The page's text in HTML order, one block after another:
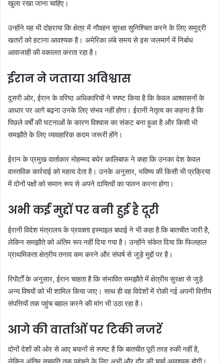
खुला रखा जाना चाहिए।
उन्होंने यह भी दोहराया कि क्षेत्र में नौवहन सुरक्षा सुनिश्चित करने के लिए समुद्री
खतरों को हटाना आवश्यक है। अमेरिका लंबे समय से इस जलमार्ग में निर्बाध
आवाजाही की वकालत करता रहा है।
ईरान ने जताया अविश्वास
दूसरी ओर, ईरान के वरिष्ठ अधिकारियों ने स्पष्ट किया है कि केवल आश्वासनों के
आधार पर आगे बढ़ना उनके लिए संभव नहीं होगा। ईरानी नेतृत्व का कहना है कि
पिछले वर्षों की घटनाओं के कारण विश्वास का संकट बना हुआ है और किसी भी
समझौते के लिए व्यावहारिक कदम जरूरी होंगे।
ईरान के प्रमुख वार्ताकार मोहम्मद बघेर कालिबाफ ने कहा कि उनका देश केवल
वास्तविक कार्रवाई को महत्व देता है। उनके अनुसार, भविष्य की किसी भी प्रक्रिया
में दोनों पक्षों को समान रूप से अपने दायित्वों का पालन करना होगा।
अभी कई मुद्दों पर बनी हुई है दूरी
ईरानी विदेश मंत्रालय के प्रवक्ता इस्माइल बघाई ने भी कहा है कि बातचीत जारी है,
लेकिन समझौते को अंतिम रूप नहीं दिया गया है। उन्होंने संकेत दिया कि फिलहाल
प्राथमिकता क्षेत्रीय तनाव कम करने और संघर्ष से जुड़े मुद्दों पर है।
रिपोर्टों के अनुसार, ईरान चाहता है कि संभावित समझौते में क्षेत्रीय सुरक्षा से जुड़े
अन्य विषयों को भी शामिल किया जाए। साथ ही वह विदेशों में रोकी गई अपनी वित्तीय
संपत्तियों तक पहुंच बहाल करने की मांग भी उठा रहा है।
आगे की वार्ताओं पर टिकी नजरें
दोनों देशों की ओर से आए बयानों से स्पष्ट है कि बातचीत पूरी तरह रुकी नहीं है,